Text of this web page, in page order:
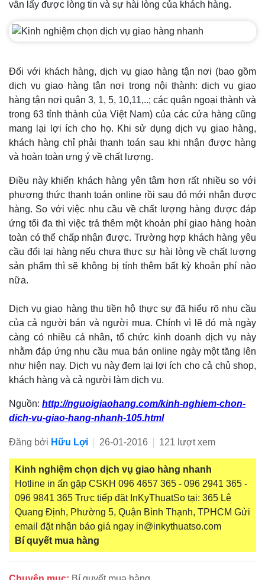
vẫn lấy được lòng tin và sự hài lòng của khách hàng.
Đối với khách hàng, dịch vụ giao hàng tận nơi (bao gồm
dịch vụ giao hàng tận nơi trong nội thành: dịch vụ giao
hàng tận nơi quận 3, 1, 5, 10,11,..; các quận ngoại thành và
trong 63 tỉnh thành của Việt Nam) của các cửa hàng cũng
mang lại lợi ích cho họ. Khi sử dụng dịch vụ giao hàng,
khách hàng chỉ phải thanh toán sau khi nhận được hàng
và hoàn toàn ưng ý về chất lượng.
Điều này khiến khách hàng yên tâm hơn rất nhiều so với
phương thức thanh toán online rồi sau đó mới nhận được
hàng. So với việc nhu cầu về chất lượng hàng được đáp
ứng tối đa thì việc trả thêm một khoản phí giao hàng hoàn
toàn có thể chấp nhận được. Trường hợp khách hàng yêu
cầu đổi lại hàng nếu chưa thực sự hài lòng về chất lượng
sản phẩm thì sẽ không bị tính thêm bất kỳ khoản phí nào
nữa.
Dịch vụ giao hàng thu tiền hộ thực sự đã hiểu rõ nhu cầu
của cả người bán và người mua. Chính vì lẽ đó mà ngày
càng có nhiều cá nhân, tổ chức kinh doanh dịch vụ này
nhằm đáp ứng nhu cầu mua bán online ngày một tăng lên
như hiện nay. Dịch vụ này đem lại lợi ích cho cả chủ shop,
khách hàng và cả người làm dịch vụ.
Nguồn: http://nguoigiaohang.com/kinh-nghiem-chon-
dich-vu-giao-hang-nhanh-105.html
Đăng bởi Hữu Lợi 26-01-2016 121 lượt xem
Kinh nghiệm chọn dịch vụ giao hàng nhanh
Hotline in ấn gặp CSKH 096 4657 365 - 096 2941 365 -
096 9841 365 Trực tiếp đặt InKyThuatSo tại: 365 Lê
Quang Định, Phường 5, Quận Bình Thạnh, TPHCM Gửi
email đặt nhận báo giá ngay in@inkythuatso.com
Bí quyết mua hàng